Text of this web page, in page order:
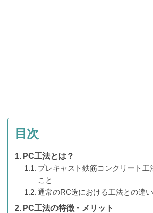
目次
PC工法とは？
プレキャスト鉄筋コンクリート工
こと
通常のRC造における工法との違い
PC工法の特徴・メリット